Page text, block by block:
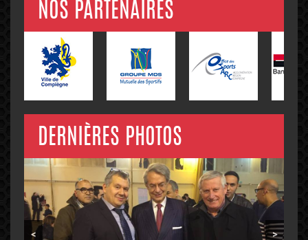
NOS PARTENAIRES
DERNIÈRES PHOTOS
< >